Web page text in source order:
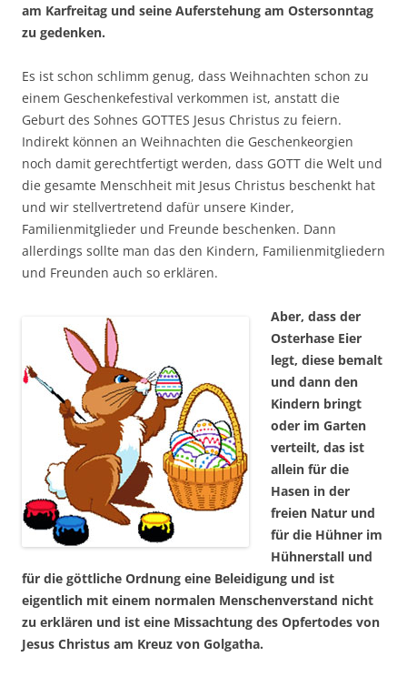
am Karfreitag und seine Auferstehung am Ostersonntag
zu gedenken.
Es ist schon schlimm genug, dass Weihnachten schon zu
einem Geschenkefestival verkommen ist, anstatt die
Geburt des Sohnes GOTTES Jesus Christus zu feiern.
Indirekt können an Weihnachten die Geschenkeorgien
noch damit gerechtfertigt werden, dass GOTT die Welt und
die gesamte Menschheit mit Jesus Christus beschenkt hat
und wir stellvertretend dafür unsere Kinder,
Familienmitglieder und Freunde beschenken. Dann
allerdings sollte man das den Kindern, Familienmitgliedern
und Freunden auch so erklären.
Aber, dass der
Osterhase Eier
legt, diese bemalt
und dann den
Kindern bringt
oder im Garten
verteilt, das ist
allein für die
Hasen in der
freien Natur und
für die Hühner im
Hühnerstall und
für die göttliche Ordnung eine Beleidigung und ist
eigentlich mit einem normalen Menschenverstand nicht
zu erklären und ist eine Missachtung des Opfertodes von
Jesus Christus am Kreuz von Golgatha.